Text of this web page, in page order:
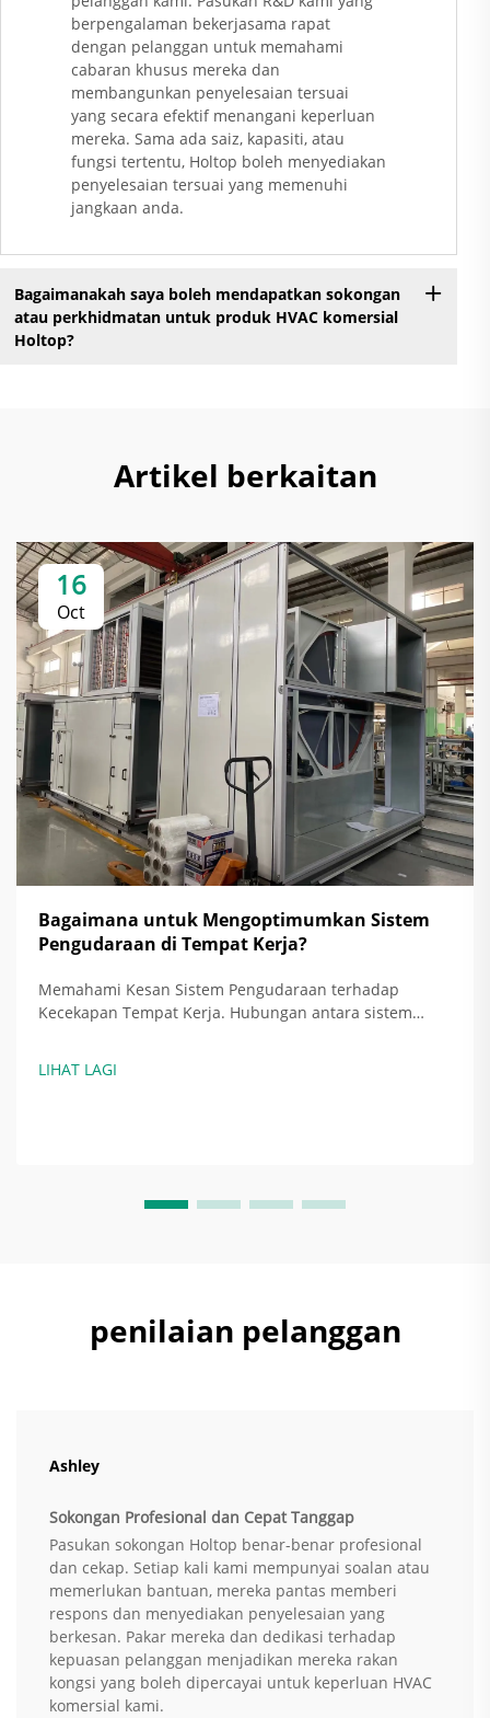
berpengalaman bekerjasama rapat
dengan pelanggan untuk memahami
cabaran khusus mereka dan
membangunkan penyelesaian tersuai
yang secara efektif menangani keperluan
mereka. Sama ada saiz, kapasiti, atau
fungsi tertentu, Holtop boleh menyediakan
penyelesaian tersuai yang memenuhi
jangkaan anda.
Bagaimanakah saya boleh mendapatkan sokongan
atau perkhidmatan untuk produk HVAC komersial
Holtop?
Artikel berkaitan
16
Oct
Bagaimana untuk Mengoptimumkan Sistem
Pengudaraan di Tempat Kerja?
Memahami Kesan Sistem Pengudaraan terhadap
Kecekapan Tempat Kerja. Hubungan antara sistem
sebenarnya menjimatkan tenaga dengan menyesuaikan
LIHAT LAGI
penilaian pelanggan
Ashley
Sokongan Profesional dan Cepat Tanggap
Pasukan sokongan Holtop benar-benar profesional
dan cekap. Setiap kali kami mempunyai soalan atau
memerlukan bantuan, mereka pantas memberi
respons dan menyediakan penyelesaian yang
berkesan. Pakar mereka dan dedikasi terhadap
kepuasan pelanggan menjadikan mereka rakan
kongsi yang boleh dipercayai untuk keperluan HVAC
komersial kami.